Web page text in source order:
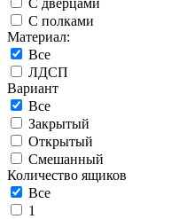
С дверцами
С полками
Материал:
Все
ЛДСП
Вариант
Все
Закрытый
Открытый
Смешанный
Количество ящиков
Все
1